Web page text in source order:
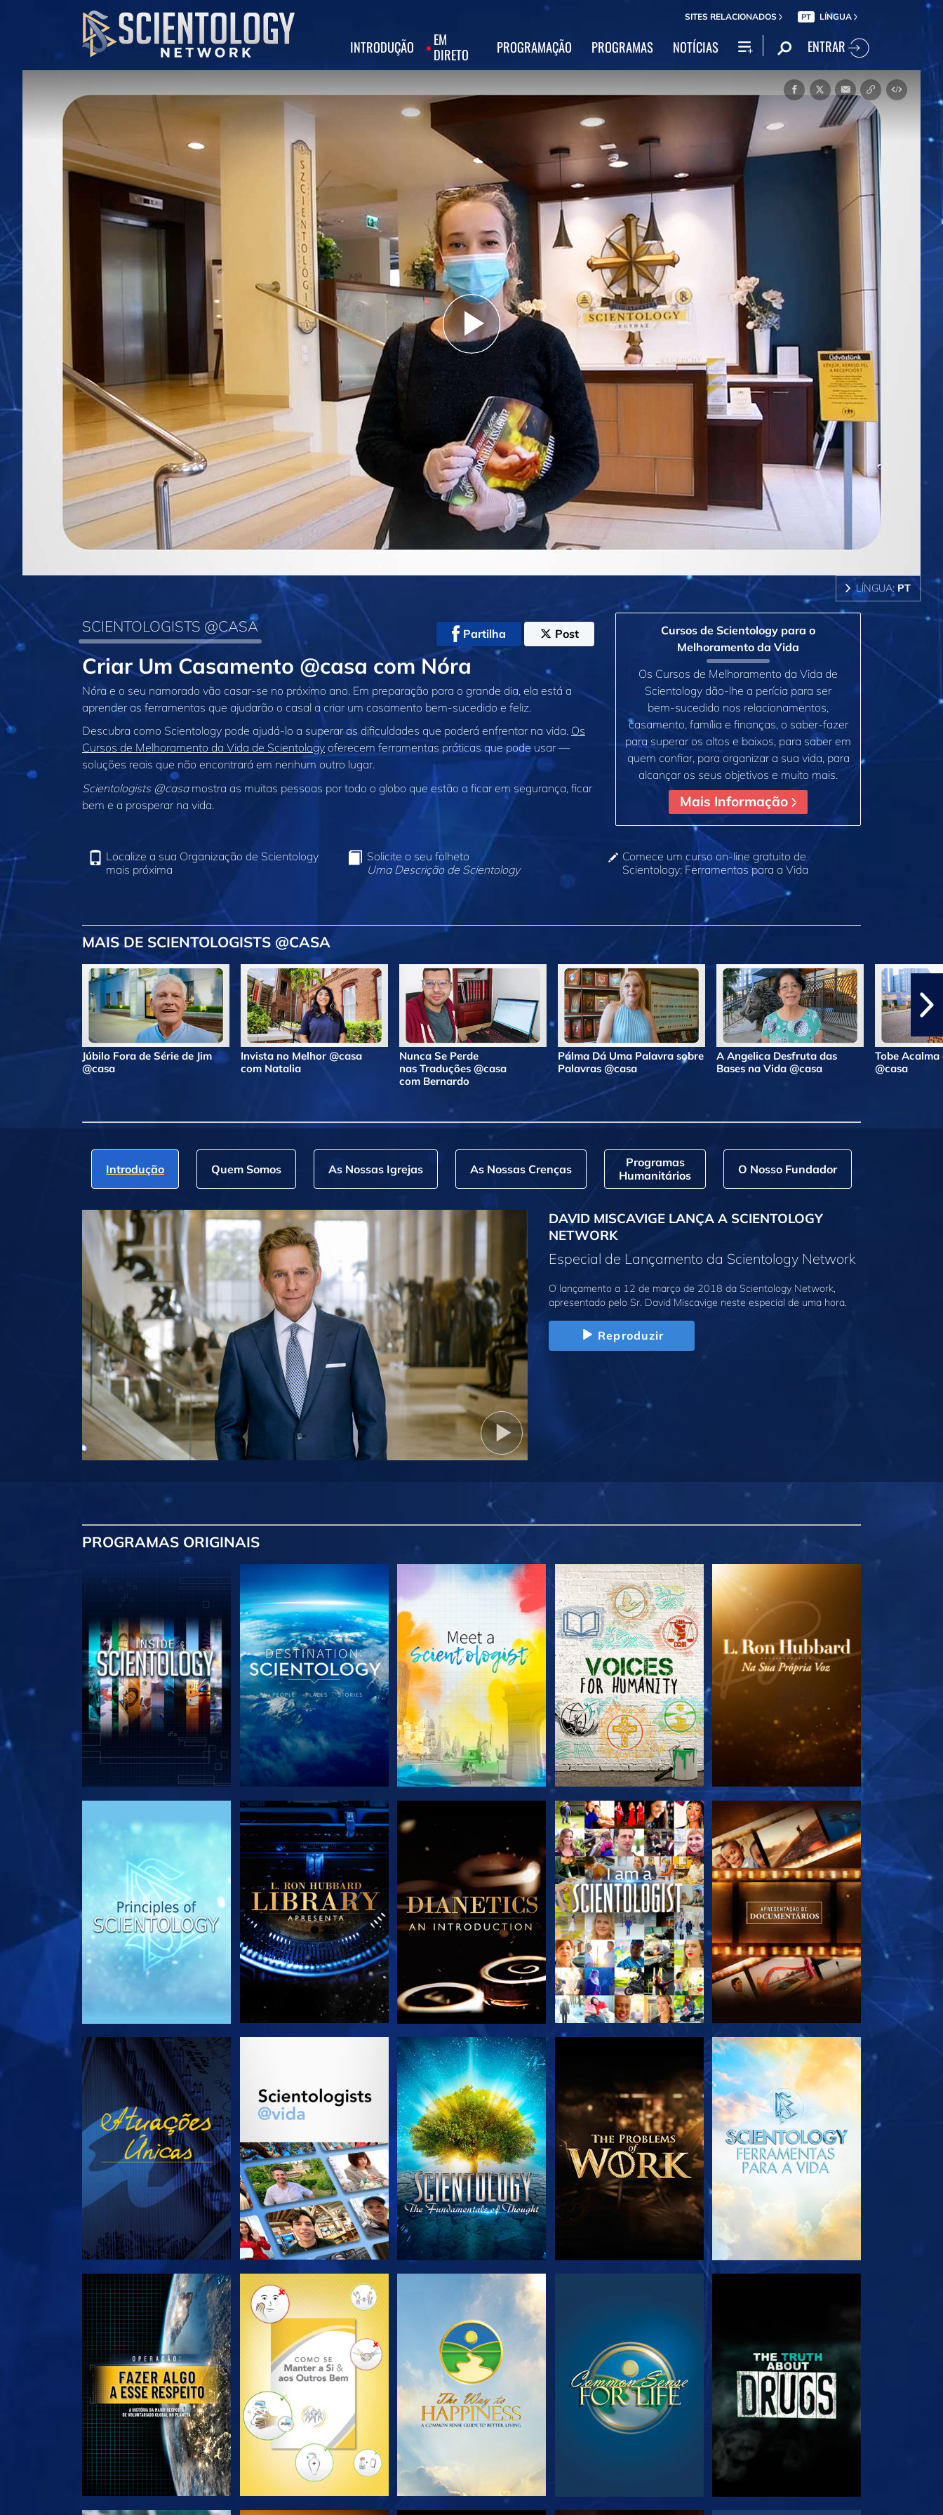
SITES RELACIONADOS PT LÍNGUA
INTRODUÇÃO
EM
DIRETO
PROGRAMAÇÃO PROGRAMAS NOTÍCIAS ENTRAR
Play
Video
LÍNGUA: PT
SCIENTOLOGISTS @CASA Partilha Post
Criar Um Casamento @casa com Nóra
Nóra e o seu namorado vão casar‑se no próximo ano. Em preparação para o grande dia, ela está a
aprender as ferramentas que ajudarão o casal a criar um casamento bem‑sucedido e feliz.
Descubra como Scientology pode ajudá‑lo a superar as dificuldades que poderá enfrentar na vida. Os
Cursos de Melhoramento da Vida de Scientology oferecem ferramentas práticas que pode usar —
soluções reais que não encontrará em nenhum outro lugar.
Scientologists @casamostra as muitas pessoas por todo o globo que estão a ficar em segurança, ficar
bem e a prosperar na vida.
Cursos de Scientology para o
Melhoramento da Vida
Os Cursos de Melhoramento da Vida de
Scientology dão‑lhe a perícia para ser
bem‑sucedido nos relacionamentos,
casamento, família e finanças, o saber‑fazer
para superar os altos e baixos, para saber em
quem confiar, para organizar a sua vida, para
alcançar os seus objetivos e muito mais.
Mais Informação
Localize a sua Organização de Scientology
mais próxima
Solicite o seu folheto
Uma Descrição de Scientology
Comece um curso on‑line gratuito de
Scientology: Ferramentas para a Vida
MAIS DE SCIENTOLOGISTS @CASA
Júbilo Fora de Série de Jim
@casa
Invista no Melhor @casa
com Natalia
Nunca Se Perde
nas Traduções @casa
com Bernardo
Pálma Dá Uma Palavra sobre
Palavras @casa
A Angelica Desfruta das
Bases na Vida @casa
Tobe Acalma
@casa
Introdução Quem Somos As Nossas Igrejas As Nossas Crenças
Programas
Humanitários
O Nosso Fundador
DAVID MISCAVIGE LANÇA A SCIENTOLOGY
NETWORK
Especial de Lançamento da Scientology Network
O lançamento a 12 de março de 2018 da Scientology Network,
apresentado pelo Sr. David Miscavige neste especial de uma hora.
Reproduzir
PROGRAMAS ORIGINAIS
EXPLORE A SÉRIE EXPLORE A SÉRIE EXPLORE A SÉRIE EXPLORE A SÉRIE EXPLORE A SÉRIE
VEJA VEJA EXPLORE A SÉRIE
EXPLORE A SÉRIE EXPLORE A SÉRIE